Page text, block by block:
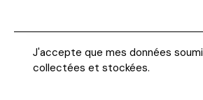
J'accepte que mes données
collectées et stockées.